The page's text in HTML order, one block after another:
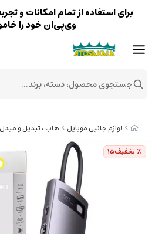
لوازم جانبی موبایل هاب ، تبدیل و مبدل
٪ تخفیف15
برای استفاده از تمام امکانات و
وی‌پی‌ان خود را
جستجوی محصول، دسته، برند...